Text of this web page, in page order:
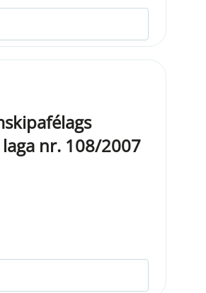
nr. 108/2007